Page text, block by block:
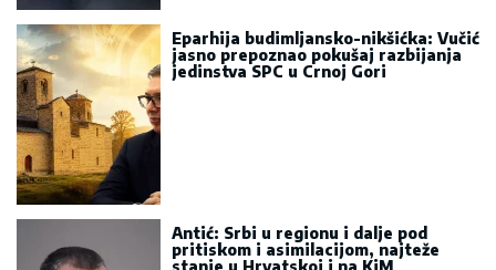
Eparhija budimljansko-nikšićka: Vučić
jasno prepoznao pokušaj razbijanja
jedinstva SPC u Crnoj Gori
Antić: Srbi u regionu i dalje pod
pritiskom i asimilacijom, najteže
stanje u Hrvatskoj i na KiM